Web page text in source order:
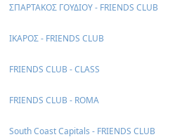
ΣΠΑΡΤΑΚΟΣ ΓΟΥΔΙΟΥ - FRIENDS CLUB
ΙΚΑΡΟΣ - FRIENDS CLUB
FRIENDS CLUB - CLASS
FRIENDS CLUB - ROMA
South Coast Capitals - FRIENDS CLUB